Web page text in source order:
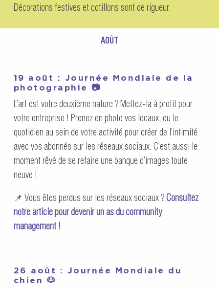
Décorations festives et cotillons sont de rigueur.
AOÛT
19 août : Journée Mondiale de la
photographie 📷
L’art est votre deuxième nature ? Mettez-la à profit pour
votre entreprise ! Prenez en photo vos locaux, ou le
quotidien au sein de votre activité pour créer de l’intimité
avec vos abonnés sur les réseaux sociaux. C’est aussi le
moment rêvé de se refaire une banque d’images toute
neuve !
📌 Vous êtes perdus sur les réseaux sociaux ? Consultez
notre article pour devenir un as du community
management !
26 août : Journée Mondiale du
chien 🐶